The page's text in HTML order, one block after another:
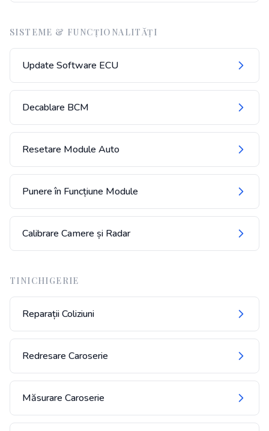
SISTEME & FUNCȚIONALITĂȚI
Update Software ECU
Decablare BCM
Resetare Module Auto
Punere în Funcțiune Module
Calibrare Camere și Radar
TINICHIGERIE
Reparații Coliziuni
Redresare Caroserie
Măsurare Caroserie